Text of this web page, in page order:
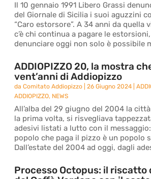
Il 10 gennaio 1991 Libero Grassi
del Giornale di Sicilia i suoi aguzzini
“Caro estorsore”. A 34 anni da quella
c’è chi continua a pagare le
denunciare oggi non solo è possibile
ADDIOPIZZO 20, la mostra
vent’anni di Addiopizzo
daComitato Addiopizzo |26 Giugno 2024 |
ADDIOPIZZO, NEWS
All’alba del 29 giugno del 2004 la
la prima volta, si risvegliava
adesivi listati a lutto con il
popolo che paga il pizzo è un popolo
Dall’estate del 2004 ad oggi, dagli
Processo Octopus: il riscatto